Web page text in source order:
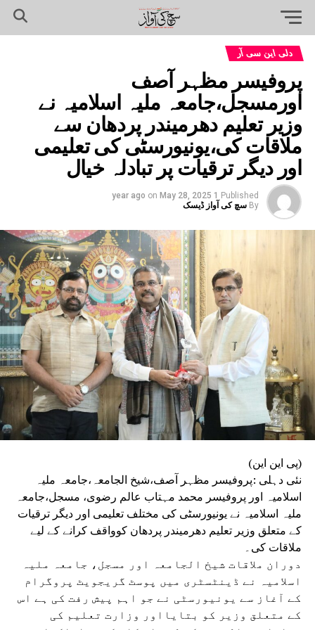
دلی این سی آر
پروفیسر مظہر آصف
اورمسجل،جامعہ ملیہ اسلامیہ نے
وزیر تعلیم دھرمیندر پردھان سے
ملاقات کی،یونیورسٹی کی تعلیمی
اور دیگر ترقیات پر تبادلہ خیال
Published
1 year ago
on May 28, 2025
By سچ کی آواز ڈیسک
(پی این این)
نئی دہلی :پروفیسر مظہر آصف،شیخ الجامعہ،جامعہ ملیہ
اسلامیہ اور پروفیسر محمد مہتاب عالم رضوی، مسجل،جامعہ
ملیہ اسلامیہ نے یونیورسٹی کی مختلف تعلیمی اور دیگر ترقیات
کے متعلق وزیر تعلیم دھرمیندر پردھان کوواقف کرانے کے لیے
ملاقات کی۔
دوران ملاقات شیخ الجامعہ اور مسجل، جامعہ ملیہ
اسلامیہ نے ڈینٹسٹری میں پوسٹ گریجویٹ پروگرام
کے آغاز سے یونیورسٹی نے جو اہم پیش رفت کی ہے اس
کے متعلق وزیر کو بتایااور وزارت تعلیم کی